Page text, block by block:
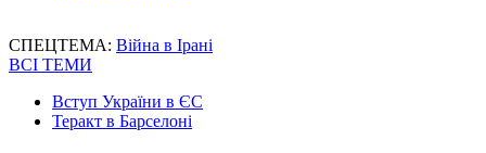
СПЕЦТЕМА: Війна в Ірані
ВСІ ТЕМИ
Вступ України в ЄС
Теракт в Барселоні